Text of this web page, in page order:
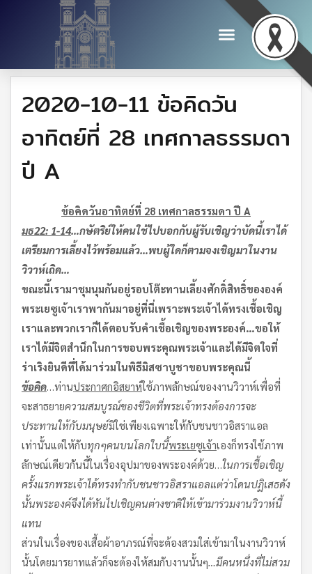
2020-10-11 ข้อคิดวัน
อาทิตย์ที่ 28 เทศกาลธรรมดา
ปี A
ข้อคิดวันอาทิตย์ที่ 28 เทศกาลธรรมดาปี A
มธ22: 1-14…กษัตริย์ให้คนใช้ไปบอกกับผู้รับเชิญว่าบัดนี้เราได้
เตรียมการเลี้ยงไว้พร้อมแล้ว…พบผู้ใดก็ตามจงเชิญมาในงาน
วิวาห์เถิด…
ขณะนี้เรามาชุมนุมกันอยู่รอบโต๊ะทานเลี้ยงศักดิ์สิทธิ์ขององค์
พระเยซูเจ้าเราพากันมาอยู่ที่นี่เพราะพระเจ้าได้ทรงเชื้อเชิญ
เราและพวกเราก็ได้ตอบรับคำเชื้อเชิญของพระองค์…ขอให้
เราได้มีจิตสำนึกในการขอบพระคุณพระเจ้าและได้มีจิตใจที่
ร่าเริงยินดีที่ได้มาร่วมในพิธีมิสซาบูชาขอบพระคุณนี้
ข้อคิด…ท่านประกาศกอิสยาห์ใช้ภาพลักษณ์ของงานวิวาห์เพื่อที่
จะสาธยายความสมบูรณ์ของชีวิตที่พระเจ้าทรงต้องการจะ
ประทานให้กับมนุษย์มิใช่เพียงเฉพาะให้กับชนชาวอิสราแอล
เท่านั้นแต่ให้กับทุกๆคนบนโลกใบนี้พระเยซูเจ้าเองก็ทรงใช้ภาพ
ลักษณ์เดียวกันนี้ในเรื่องอุปมาของพระองค์ด้วย…ในการเชื้อเชิญ
ครั้งแรกพระเจ้าได้ทรงทำกับชนชาวอิสราแอลแต่ว่าโดนปฏิเสธดัง
นั้นพระองค์จึงได้หันไปเชิญคนต่างชาติให้เข้ามาร่วมงานวิวาห์นี้
แทน
ส่วนในเรื่องของเสื้อผ้าอาภรณ์ที่จะต้องสวมใส่เข้ามาในงานวิวาห์
นั้นโดยมารยาทแล้วก็จะต้องให้สมกับงานนั้นๆ…มีคนหนึ่งที่ไม่สวม